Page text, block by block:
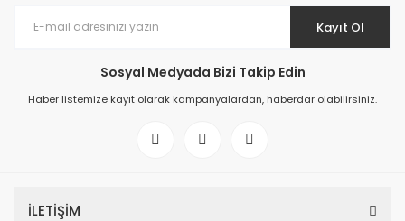
Kayıt Ol
Sosyal Medyada Bizi Takip Edin
Haber listemize kayıt olarak kampanyalardan, haberdar olabilirsiniz.
İLETİŞİM